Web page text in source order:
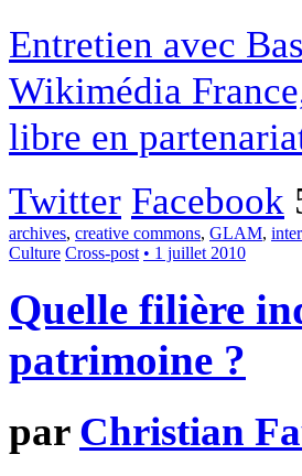
Entretien avec
Wikimédia
libre en
Twitter Facebook
archives, creative commons, GLAM,
Culture Cross-post • 1 juillet 2010
Quelle filière
patrimoine ?
par Christian